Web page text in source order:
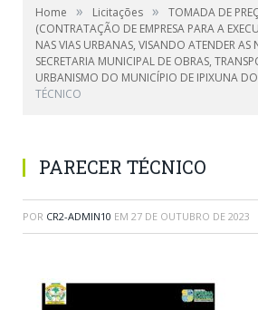
Home » Licitações »
TOMADA DE
(CONTRATAÇÃO DE EMPRESA PARA A
NAS VIAS URBANAS, VISANDO ATENDER AS
SECRETARIA MUNICIPAL DE OBRAS,
URBANISMO DO MUNICÍPIO DE IPIXUNA
TÉCNICO
PARECER TÉCNICO
POR CR2-ADMIN10 EM 27 DE OUTUBRO DE 2023